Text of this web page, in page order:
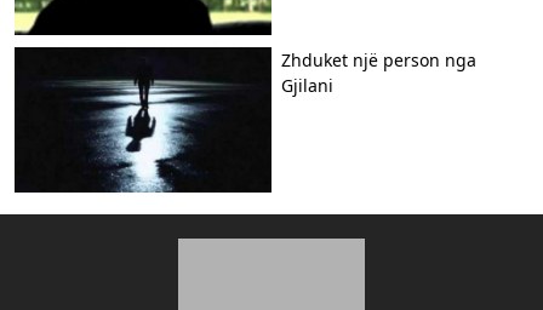
Zhduket një person nga
Gjilani